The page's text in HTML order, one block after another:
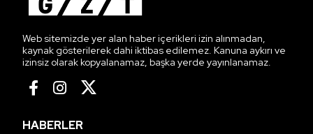
Web sitemizde yer alan haber içerikleri izin alınmadan,
kaynak gösterilerek dahi iktibas edilemez. Kanuna aykırı ve
izinsiz olarak kopyalanamaz, başka yerde yayınlanamaz.
HABERLER